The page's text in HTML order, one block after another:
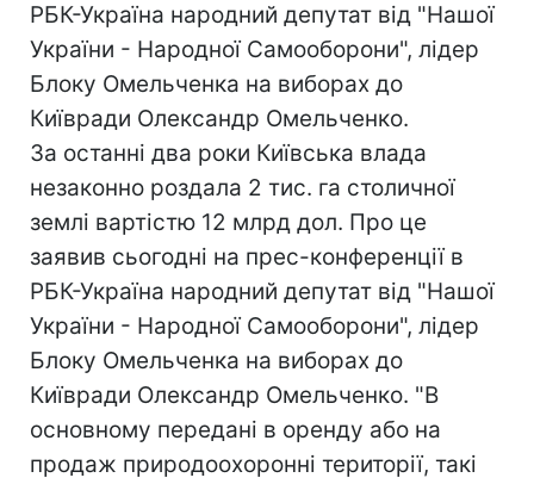
РБК-Україна народний депутат від "Нашої
України - Народної Самооборони", лідер
Блоку Омельченка на виборах до
Київради Олександр Омельченко.
За останні два роки Київська влада
незаконно роздала 2 тис. га столичної
землі вартістю 12 млрд дол. Про це
заявив сьогодні на прес-конференції в
РБК-Україна народний депутат від "Нашої
України - Народної Самооборони", лідер
Блоку Омельченка на виборах до
Київради Олександр Омельченко. "В
основному передані в оренду або на
продаж природоохоронні території, такі